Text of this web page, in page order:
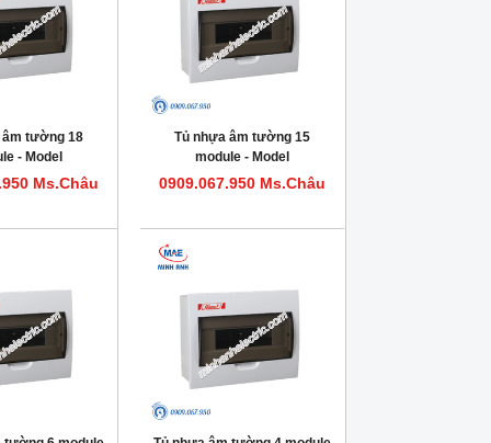
âm tường 18
- Model
Ms.Châu
Tủ nhựa âm tường 15
module - Model
HDPZ50PR15IP30F
0909.067.950 Ms.Châu